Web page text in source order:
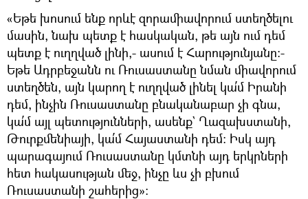
«Եթե խոսում ենք որևէ զորամիավորում ստեղծելու
մասին, նախ պետք է հասկական, թե այն ում դեմ
պետք է ուղղված լինի,- ասում է Հարությունյանը։-
Եթե Ադրբեջանն ու Ռուսաստանը նման միավորում
ստեղծեն, այն կարող է ուղղված լինել կա՛մ Իրանի
դեմ, ինչին Ռուսաստանը բնականաբար չի գնա,
կա՛մ այլ պետությունների, ասենք` Ղազախստանի,
Թուրքմենիայի, կա՛մ Հայաստանի դեմ։ Իսկ այդ
պարագայում Ռուսաստանը կմտնի այդ երկրների
հետ հակասության մեջ, ինչը ևս չի բխում
Ռուսաստանի շահերից»։